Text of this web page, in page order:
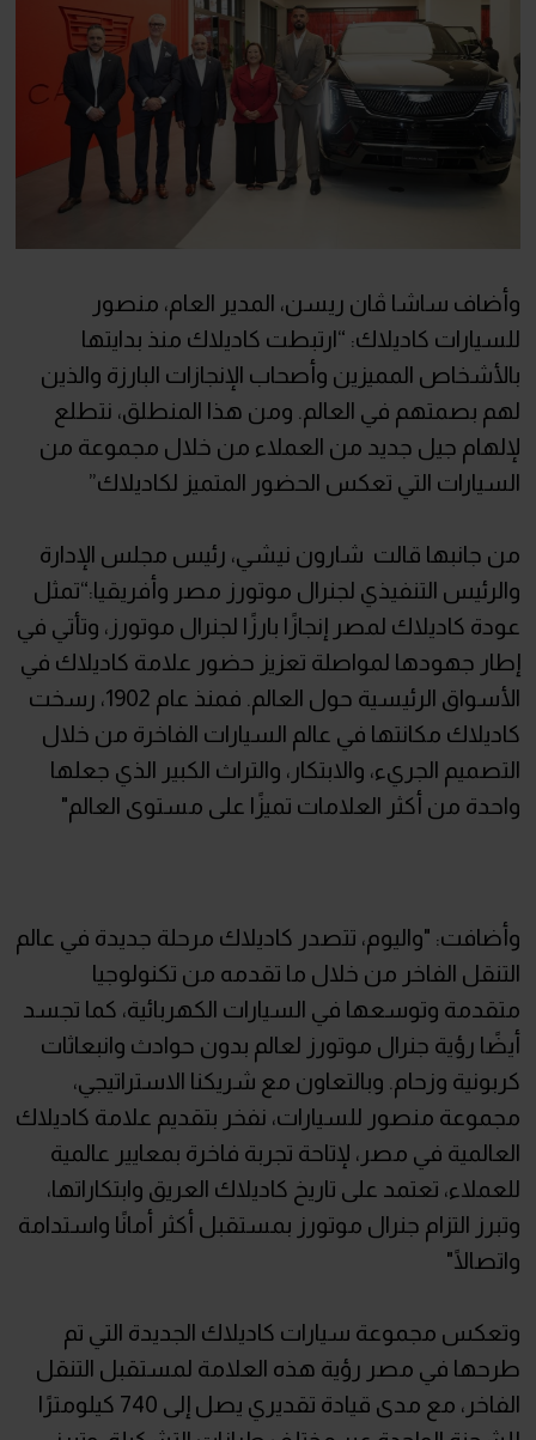
وأضاف ساشا ڤان ريسن، المدير العام، منصور
للسيارات كاديلاك: “ارتبطت كاديلاك منذ بدايتها
بالأشخاص المميزين وأصحاب الإنجازات البارزة والذين
لهم بصمتهم في العالم. ومن هذا المنطلق، نتطلع
لإلهام جيل جديد من العملاء من خلال مجموعة من
السيارات التي تعكس الحضور المتميز لكاديلاك”
من جانبها قالت شارون نيشي، رئيس مجلس الإدارة
والرئيس التنفيذي لجنرال موتورز مصر وأفريقيا:“تمثل
عودة كاديلاك لمصر إنجازًا بارزًا لجنرال موتورز، وتأتي في
إطار جهودها لمواصلة تعزيز حضور علامة كاديلاك في
الأسواق الرئيسية حول العالم. فمنذ عام 1902، رسخت
كاديلاك مكانتها في عالم السيارات الفاخرة من خلال
التصميم الجريء، والابتكار، والتراث الكبير الذي جعلها
واحدة من أكثر العلامات تميزًا على مستوى العالم"
وأضافت: "واليوم، تتصدر كاديلاك مرحلة جديدة في عالم
التنقل الفاخر من خلال ما تقدمه من تكنولوجيا
متقدمة وتوسعها في السيارات الكهربائية، كما تجسد
أيضًا رؤية جنرال موتورز لعالم بدون حوادث وانبعاثات
كربونية وزحام. وبالتعاون مع شريكنا الاستراتيجي،
مجموعة منصور للسيارات، نفخر بتقديم علامة كاديلاك
العالمية في مصر، لإتاحة تجربة فاخرة بمعايير عالمية
للعملاء، تعتمد على تاريخ كاديلاك العريق وابتكاراتها،
وتبرز التزام جنرال موتورز بمستقبل أكثر أمانًا واستدامة
واتصالًا"
وتعكس مجموعة سيارات كاديلاك الجديدة التي تم
طرحها في مصر رؤية هذه العلامة لمستقبل التنقل
الفاخر، مع مدى قيادة تقديري يصل إلى 740 كيلومترًا